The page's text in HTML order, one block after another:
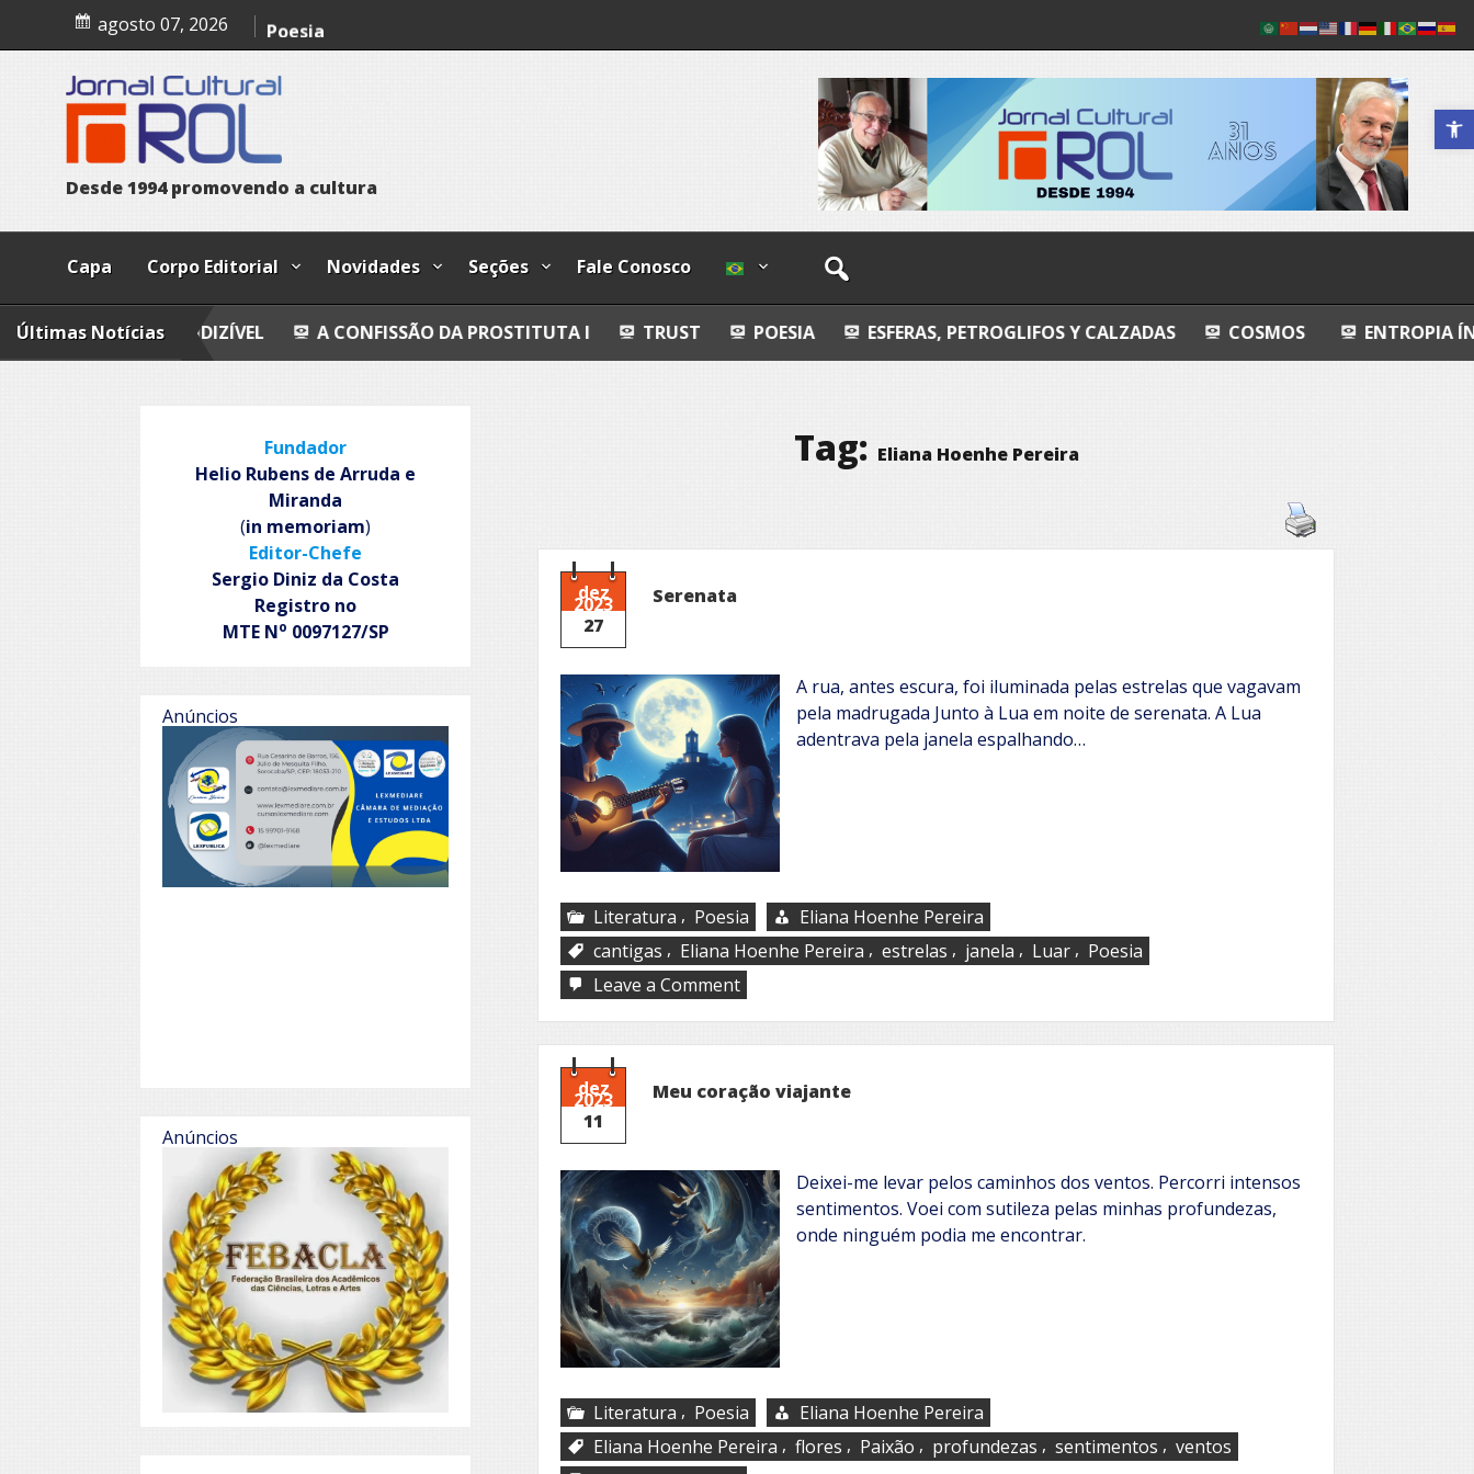
Abrir a
content
agosto 07, 2026
Trust
Poesia
Esferas, petroglifos y calzadas
Desde1994 promovendo a cultura
Capa Corpo Editorial Novidades Seções Fale Conosco
Últimas Notícias
DO INDIZÍVEL A CONFISSÃO DA PROSTITUTA I TRUST POESIA ESFERAS, PETROGLIFOS Y CALZADAS COSMOS ENTROPIA ÍNTIMA
Tag: Eliana Hoenhe Pereira
dez
2023
27
Serenata
A rua, antes escura, foi iluminada pelas estrelas que vagavam
pela madrugada Junto à Lua em noite de serenata. A Lua
adentrava pela janela espalhando…
Literatura , Poesia
Eliana Hoenhe Pereira
cantigas , Eliana Hoenhe Pereira , estrelas , janela , Luar , Poesia
Leave a Commenton
Serenata
dez
2023
11
Meu coração viajante
Deixei-me levar pelos caminhos dos ventos. Percorri intensos
sentimentos. Voei com sutileza pelas minhas profundezas,
onde ninguém podia me encontrar.
Literatura , Poesia
Eliana Hoenhe Pereira
Eliana Hoenhe Pereira , flores , Paixão , profundezas , sentimentos , ventos
Fundador
Helio Rubens de Arruda e
Miranda
(in memoriam)
Editor-Chefe
Sergio Diniz da Costa
Registro no
MTE No 0097127/SP
Anúncios
Anúncios